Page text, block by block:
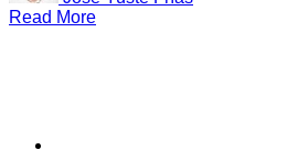
Read More